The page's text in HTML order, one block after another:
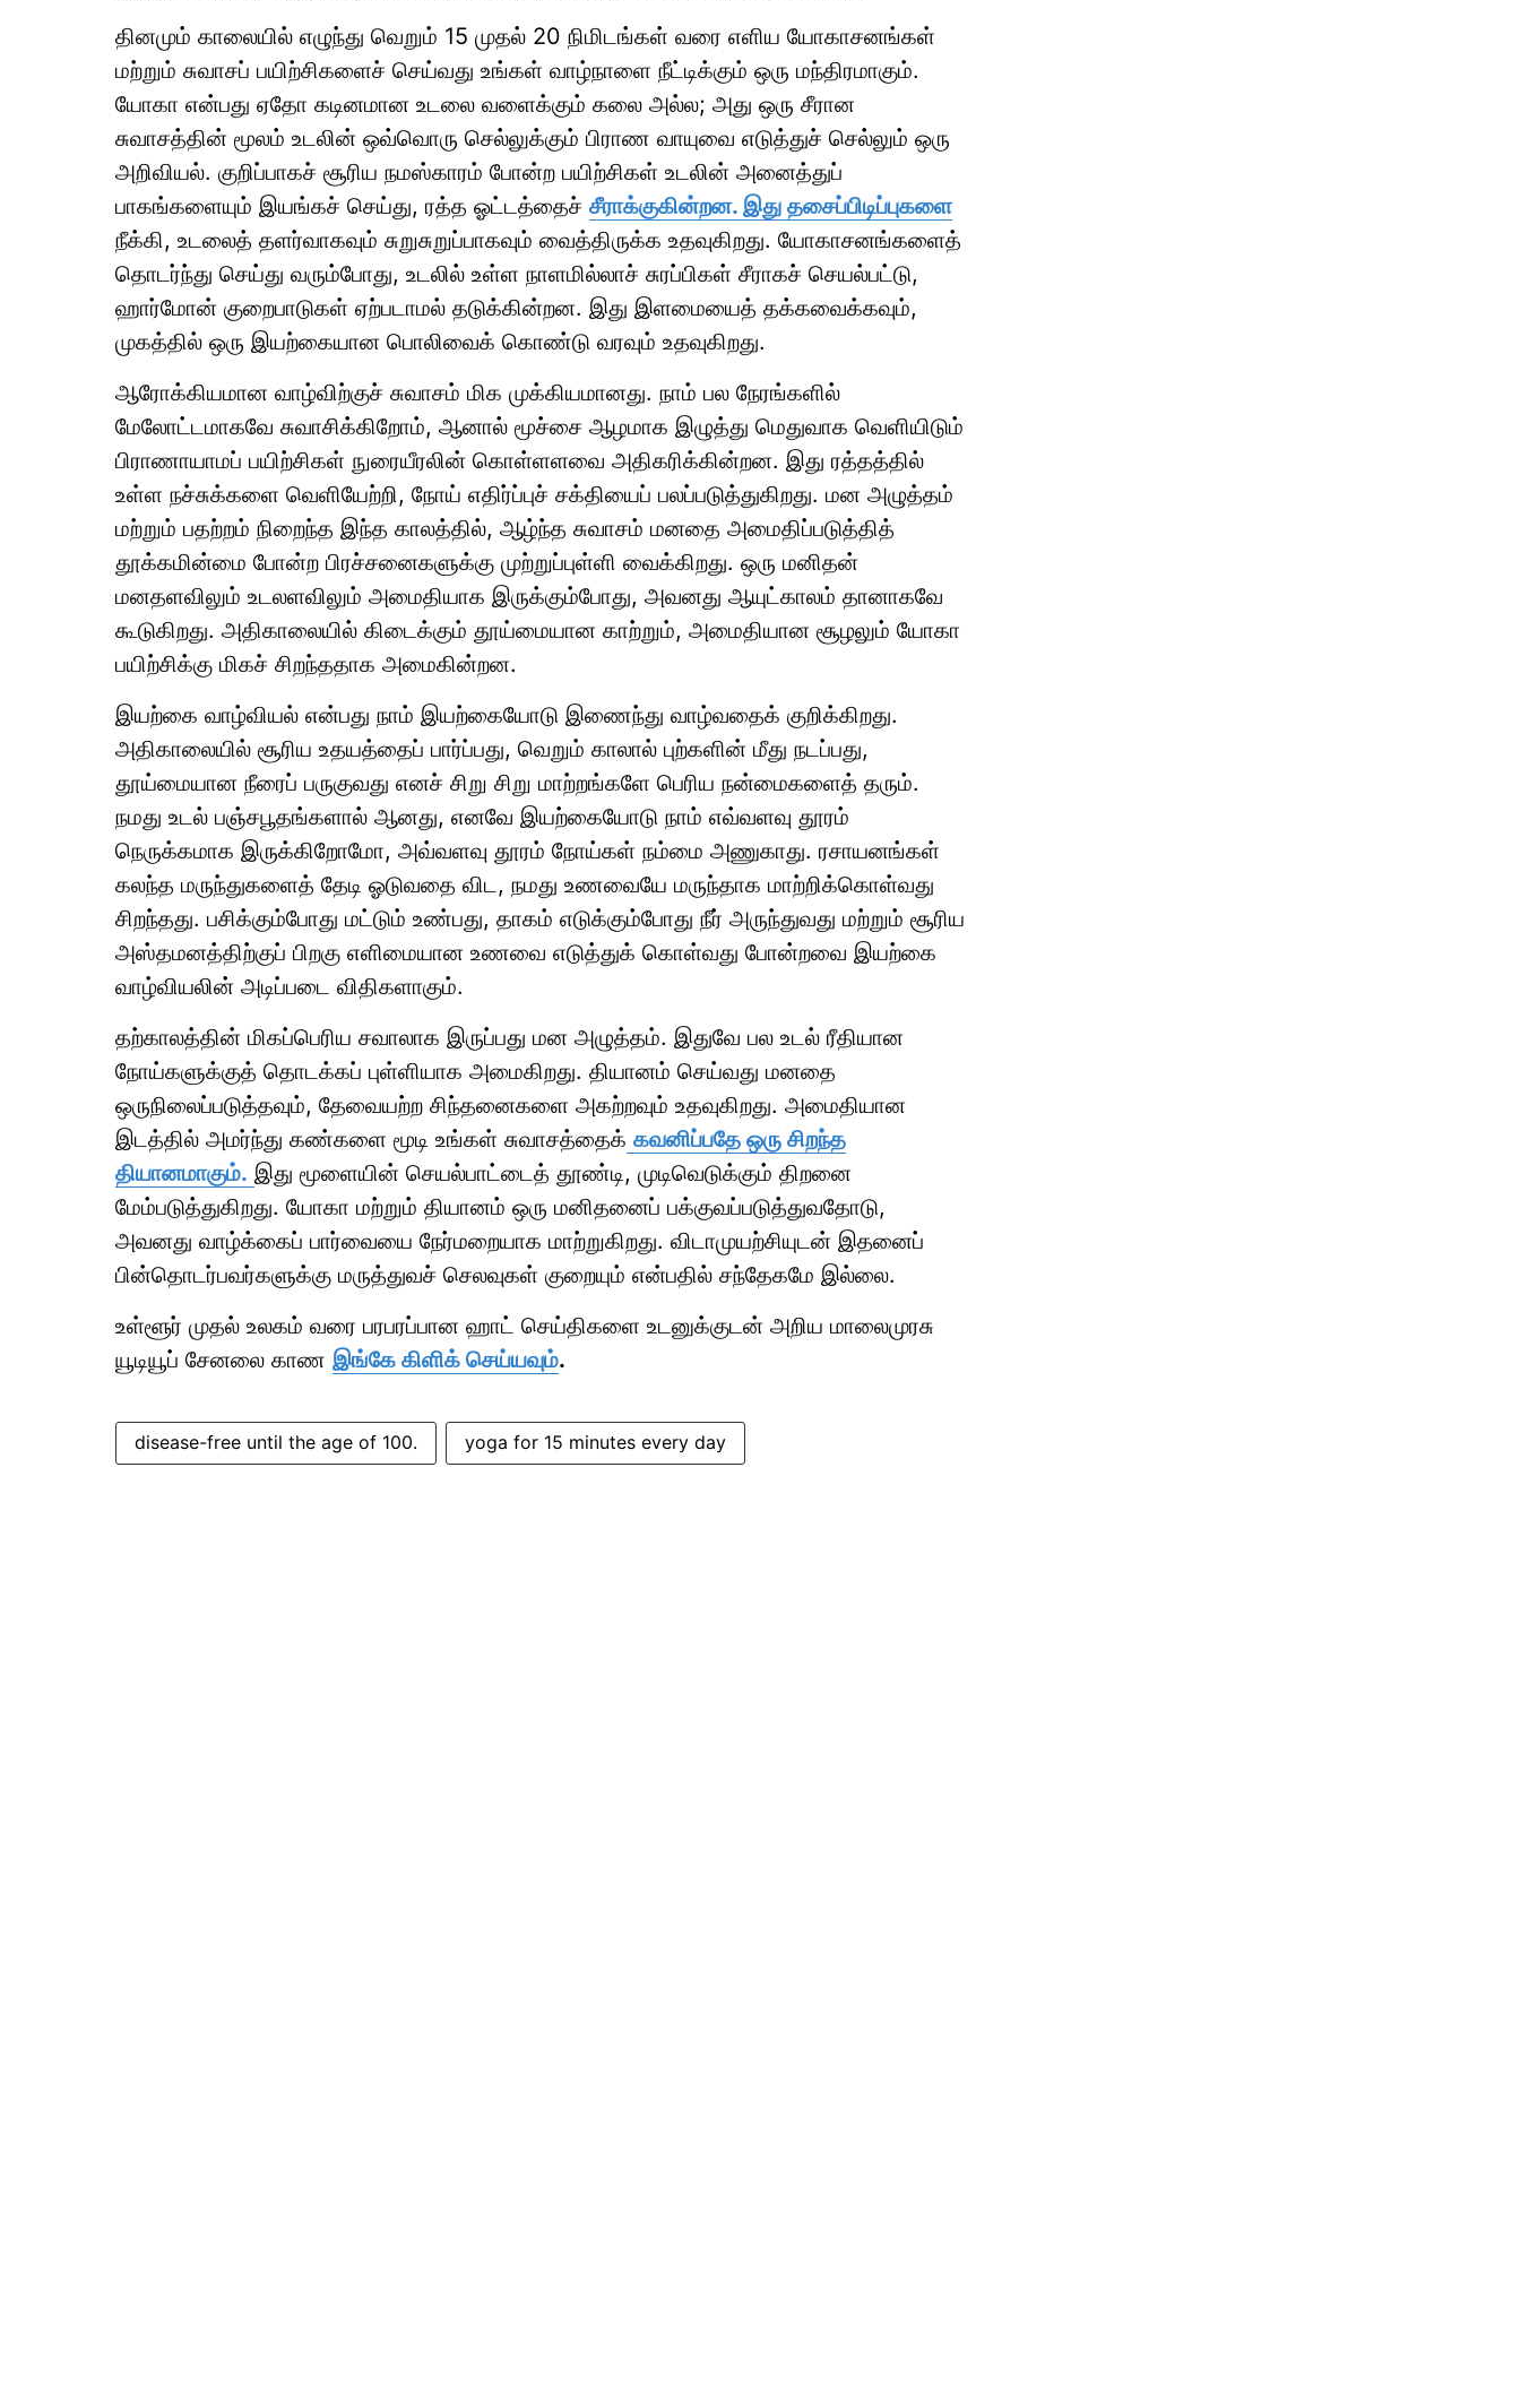
தினமும் காலையில் எழுந்து வெறும் 15 முதல் 20 நிமிடங்கள் வரை எளிய யோகாசனங்கள்
மற்றும் சுவாசப் பயிற்சிகளைச் செய்வது உங்கள் வாழ்நாளை நீட்டிக்கும் ஒரு மந்திரமாகும்.
யோகா என்பது ஏதோ கடினமான உடலை வளைக்கும் கலை அல்ல; அது ஒரு சீரான
சுவாசத்தின் மூலம் உடலின் ஒவ்வொரு செல்லுக்கும் பிராண வாயுவை எடுத்துச் செல்லும் ஒரு
அறிவியல். குறிப்பாகச் சூரிய நமஸ்காரம் போன்ற பயிற்சிகள் உடலின் அனைத்துப்
பாகங்களையும் இயங்கச் செய்து, ரத்த ஓட்டத்தைச் சீராக்குகின்றன. இது தசைப்பிடிப்புகளை
நீக்கி, உடலைத் தளர்வாகவும் சுறுசுறுப்பாகவும் வைத்திருக்க உதவுகிறது. யோகாசனங்களைத்
தொடர்ந்து செய்து வரும்போது, உடலில் உள்ள நாளமில்லாச் சுரப்பிகள் சீராகச் செயல்பட்டு,
ஹார்மோன் குறைபாடுகள் ஏற்படாமல் தடுக்கின்றன. இது இளமையைத் தக்கவைக்கவும்,
முகத்தில் ஒரு இயற்கையான பொலிவைக் கொண்டு வரவும் உதவுகிறது.
ஆரோக்கியமான வாழ்விற்குச் சுவாசம் மிக முக்கியமானது. நாம் பல நேரங்களில்
மேலோட்டமாகவே சுவாசிக்கிறோம், ஆனால் மூச்சை ஆழமாக இழுத்து மெதுவாக வெளியிடும்
பிராணாயாமப் பயிற்சிகள் நுரையீரலின் கொள்ளளவை அதிகரிக்கின்றன. இது ரத்தத்தில்
உள்ள நச்சுக்களை வெளியேற்றி, நோய் எதிர்ப்புச் சக்தியைப் பலப்படுத்துகிறது. மன அழுத்தம்
மற்றும் பதற்றம் நிறைந்த இந்த காலத்தில், ஆழ்ந்த சுவாசம் மனதை அமைதிப்படுத்தித்
தூக்கமின்மை போன்ற பிரச்சனைகளுக்கு முற்றுப்புள்ளி வைக்கிறது. ஒரு மனிதன்
மனதளவிலும் உடலளவிலும் அமைதியாக இருக்கும்போது, அவனது ஆயுட்காலம் தானாகவே
கூடுகிறது. அதிகாலையில் கிடைக்கும் தூய்மையான காற்றும், அமைதியான சூழலும் யோகா
பயிற்சிக்கு மிகச் சிறந்ததாக அமைகின்றன.
இயற்கை வாழ்வியல் என்பது நாம் இயற்கையோடு இணைந்து வாழ்வதைக் குறிக்கிறது.
அதிகாலையில் சூரிய உதயத்தைப் பார்ப்பது, வெறும் காலால் புற்களின் மீது நடப்பது,
தூய்மையான நீரைப் பருகுவது எனச் சிறு சிறு மாற்றங்களே பெரிய நன்மைகளைத் தரும்.
நமது உடல் பஞ்சபூதங்களால் ஆனது, எனவே இயற்கையோடு நாம் எவ்வளவு தூரம்
நெருக்கமாக இருக்கிறோமோ, அவ்வளவு தூரம் நோய்கள் நம்மை அணுகாது. ரசாயனங்கள்
கலந்த மருந்துகளைத் தேடி ஓடுவதை விட, நமது உணவையே மருந்தாக மாற்றிக்கொள்வது
சிறந்தது. பசிக்கும்போது மட்டும் உண்பது, தாகம் எடுக்கும்போது நீர் அருந்துவது மற்றும் சூரிய
அஸ்தமனத்திற்குப் பிறகு எளிமையான உணவை எடுத்துக் கொள்வது போன்றவை இயற்கை
வாழ்வியலின் அடிப்படை விதிகளாகும்.
தற்காலத்தின் மிகப்பெரிய சவாலாக இருப்பது மன அழுத்தம். இதுவே பல உடல் ரீதியான
நோய்களுக்குத் தொடக்கப் புள்ளியாக அமைகிறது. தியானம் செய்வது மனதை
ஒருநிலைப்படுத்தவும், தேவையற்ற சிந்தனைகளை அகற்றவும் உதவுகிறது. அமைதியான
இடத்தில் அமர்ந்து கண்களை மூடி உங்கள் சுவாசத்தைக் கவனிப்பதே ஒரு சிறந்த
தியானமாகும். இது மூளையின் செயல்பாட்டைத் தூண்டி, முடிவெடுக்கும் திறனை
மேம்படுத்துகிறது. யோகா மற்றும் தியானம் ஒரு மனிதனைப் பக்குவப்படுத்துவதோடு,
அவனது வாழ்க்கைப் பார்வையை நேர்மறையாக மாற்றுகிறது. விடாமுயற்சியுடன் இதனைப்
பின்தொடர்பவர்களுக்கு மருத்துவச் செலவுகள் குறையும் என்பதில் சந்தேகமே இல்லை.
உள்ளூர் முதல் உலகம் வரை பரபரப்பான ஹாட் செய்திகளை உடனுக்குடன் அறிய மாலைமுரசு
யூடியூப் சேனலை காண இங்கே கிளிக் செய்யவும்.
disease-free until the age of 100. yoga for 15 minutes every day